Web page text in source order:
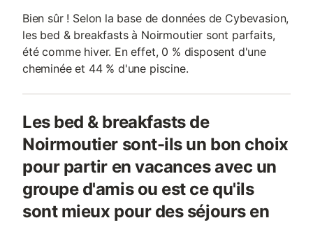
Bien sûr ! Selon la base de données de Cybevasion,
les bed & breakfasts à Noirmoutier sont parfaits,
été comme hiver. En effet, 0 % disposent d'une
cheminée et 44 % d'une piscine.
Les bed & breakfasts de
Noirmoutier sont-ils un bon choix
pour partir en vacances avec un
groupe d'amis ou est ce qu'ils
sont mieux pour des séjours en